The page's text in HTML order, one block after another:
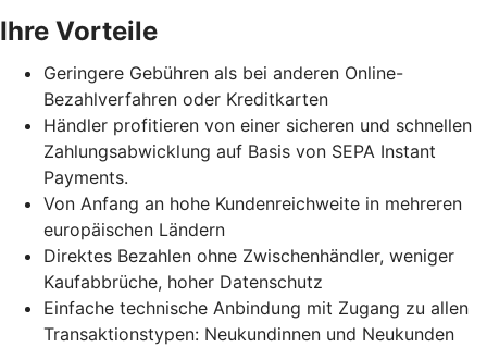
Ihre Vorteile
Geringere Gebühren als bei anderen Online-
Bezahlverfahren oder Kreditkarten
Händler profitieren von einer sicheren und schnellen
Zahlungsabwicklung auf Basis von SEPA Instant
Payments.
Von Anfang an hohe Kundenreichweite in mehreren
europäischen Ländern
Direktes Bezahlen ohne Zwischenhändler, weniger
Kaufabbrüche, hoher Datenschutz
Einfache technische Anbindung mit Zugang zu allen
Transaktionstypen: Neukundinnen und Neukunden